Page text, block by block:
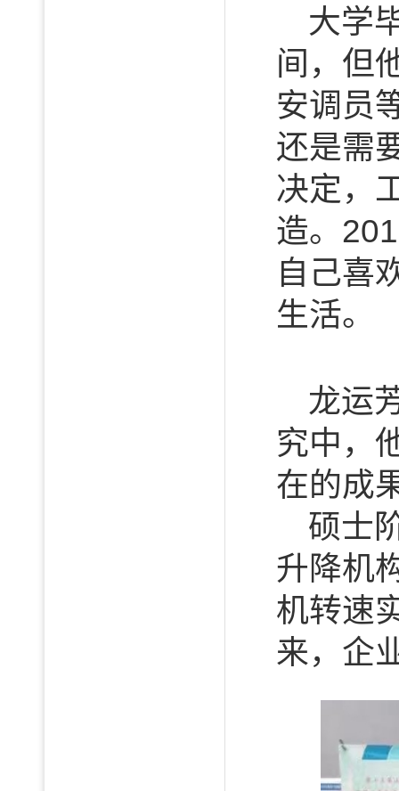
大学
间，但
安调员
还是需
决定，
造。
自己喜
生活。
龙运
究中，
在的成
硕士
升降机
机转速
来，企